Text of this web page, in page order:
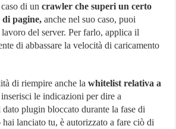
di uncrawler che superi un certo
pagine, anche nel suo caso, puoi
del server. Per farlo, applica il
di abbassare la velocità di caricamento
di riempire anche lawhitelist relativa a
le indicazioni per dire a
dato plugin bloccato durante la fase di
lanciato tu, è autorizzato a fare ciò di